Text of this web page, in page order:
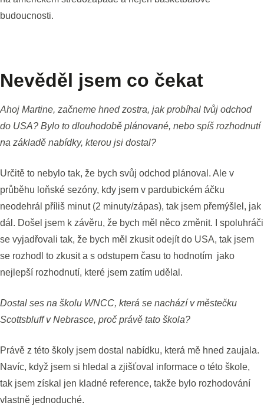
budoucnosti.
Nevěděl jsem co čekat
Ahoj Martine, začneme hned zostra, jak probíhal tvůj odchod
do USA? Bylo to dlouhodobě plánované, nebo spíš rozhodnutí
na základě nabídky, kterou jsi dostal?
Určitě to nebylo tak, že bych svůj odchod plánoval. Ale v
průběhu loňské sezóny, kdy jsem v pardubickém áčku
neodehrál příliš minut (2 minuty/zápas), tak jsem přemýšlel, jak
dál. Došel jsem k závěru, že bych měl něco změnit. I spoluhráči
se vyjadřovali tak, že bych měl zkusit odejít do USA, tak jsem
se rozhodl to zkusit a s odstupem času to hodnotím jako
nejlepší rozhodnutí, které jsem zatím udělal.
Dostal ses na školu WNCC, která se nachází v městečku
Scottsbluff v Nebrasce, proč právě tato škola?
Právě z této školy jsem dostal nabídku, která mě hned zaujala.
Navíc, když jsem si hledal a zjišťoval informace o této škole,
tak jsem získal jen kladné reference, takže bylo rozhodování
vlastně jednoduché.